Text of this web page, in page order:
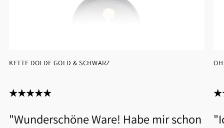
"Wunderschöne Ware! Habe mir schon
KETTE DOLDE GOLD & SCHWARZ